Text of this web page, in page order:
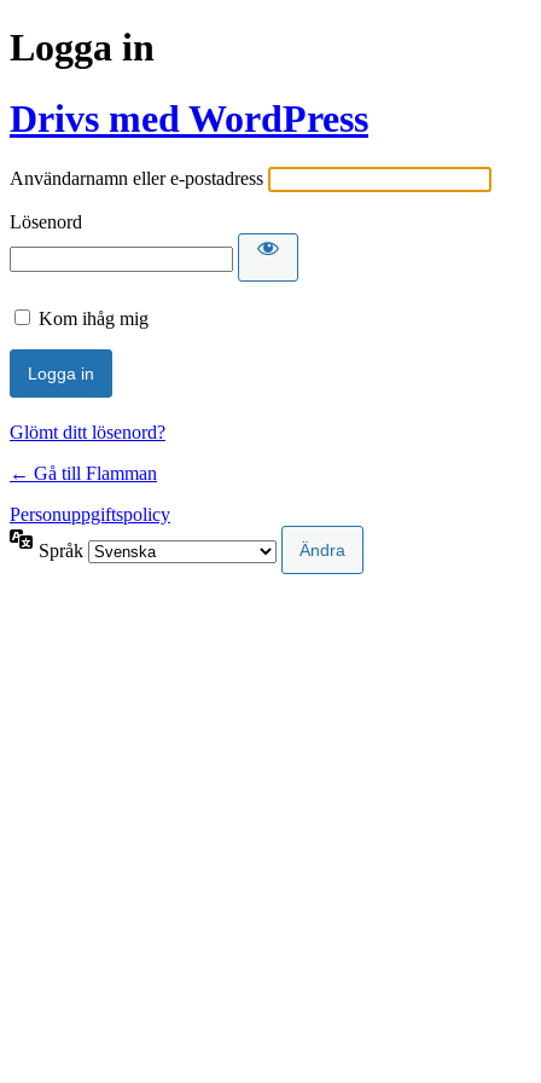
Logga in
Drivs med WordPress
Användarnamn eller e-postadress
Lösenord
Kom ihåg mig
Glömt ditt lösenord?
← Gå till Flamman
Personuppgiftspolicy
Språk